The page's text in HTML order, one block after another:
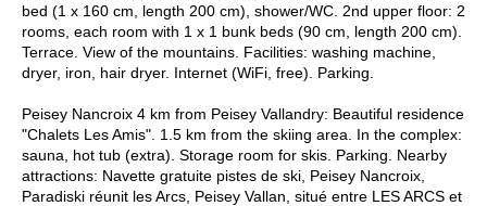
bed (1 x 160 cm, length 200 cm), shower/WC. 2nd upper floor: 2
rooms, each room with 1 x 1 bunk beds (90 cm, length 200 cm).
Terrace. View of the mountains. Facilities: washing machine,
dryer, iron, hair dryer. Internet (WiFi, free). Parking.
Peisey Nancroix 4 km from Peisey Vallandry: Beautiful residence
"Chalets Les Amis". 1.5 km from the skiing area. In the complex:
sauna, hot tub (extra). Storage room for skis. Parking. Nearby
attractions: Navette gratuite pistes de ski, Peisey Nancroix,
Paradiski réunit les Arcs, Peisey Vallan, situé entre LES ARCS et